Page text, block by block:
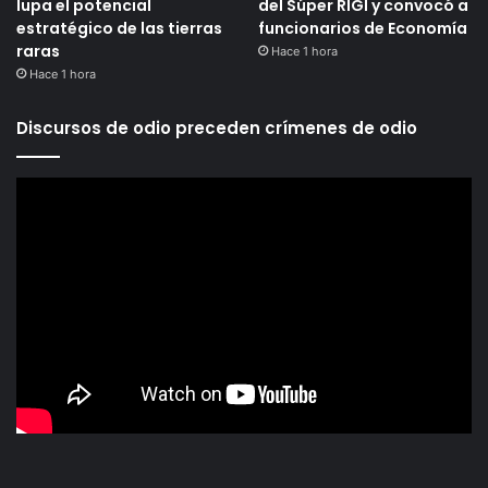
lupa el potencial
estratégico de las tierras
raras
Hace 1 hora
del Súper RIGI y convocó a
funcionarios de Economía
Hace 1 hora
Discursos de odio preceden crímenes de odio